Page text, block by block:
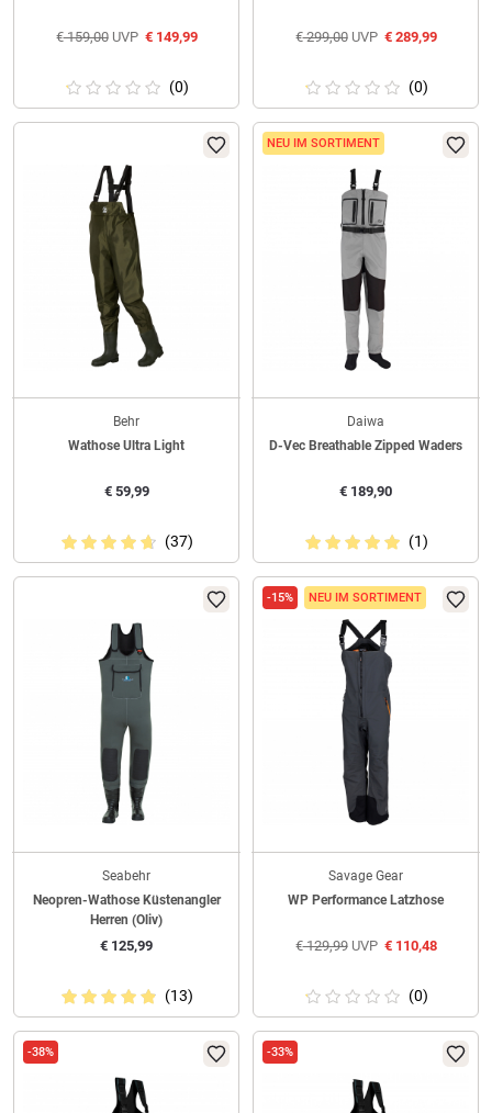
€159,00UVP €149,99
(0)
€299,00UVP €289,99
(0)
Behr
Wathose Ultra Light
€59,99
(37)
NEU IM SORTIMENT
Daiwa
D-Vec Breathable Zipped Waders
€ 189,90
(1)
Seabehr
Neopren-Wathose Küstenangler
Herren (Oliv)
€ 125,99
(13)
-15% NEU IM SORTIMENT
Savage Gear
WP Performance Latzhose
€129,99UVP €110,48
(0)
-38% -33%